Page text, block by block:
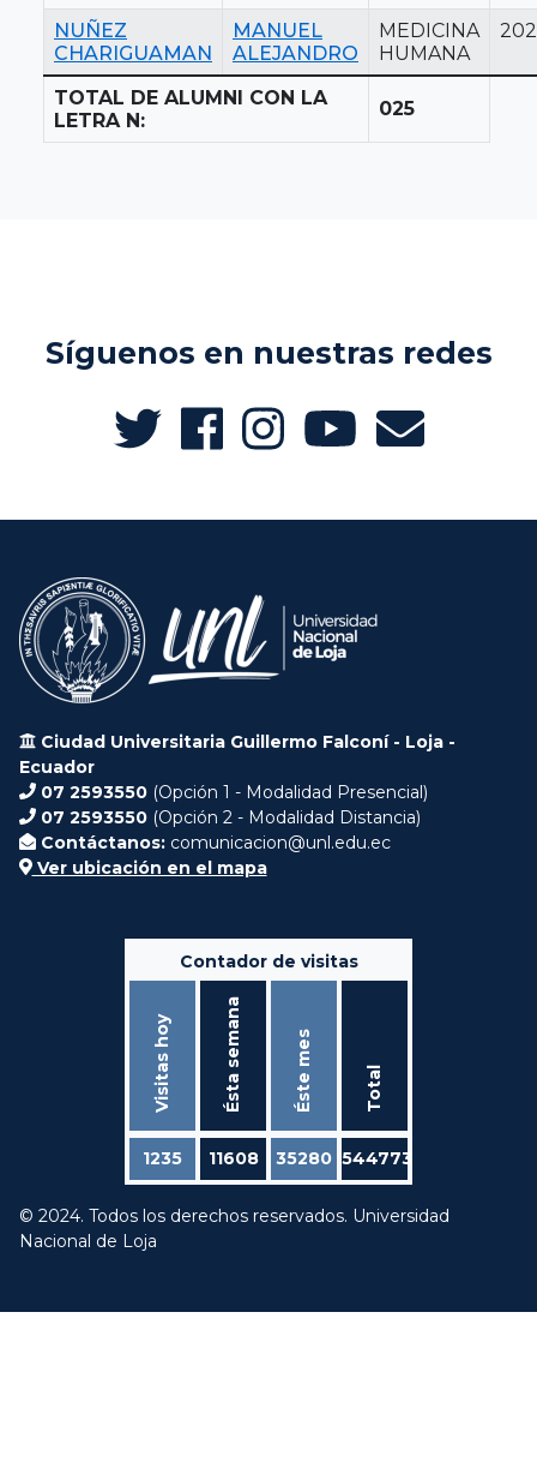
NUÑEZ
CHARIGUAMAN
MANUEL
ALEJANDRO
MEDICINA
HUMANA
TOTAL DE ALUMNI CON LA
LETRA N:
025
Síguenos en nuestras redes
Ciudad Universitaria Guillermo Falconí - Loja -
Ecuador
07 2593550 (Opción 1 - Modalidad Presencial)
07 2593550 (Opción 2 - Modalidad Distancia)
Contáctanos: comunicacion@unl.edu.ec
Ver ubicación en el mapa
Contador de visitas
Visitas hoy Ésta semana Éste mes Total
1235 11608 35280 544773
© 2024. Todos los derechos reservados. Universidad
Nacional de Loja